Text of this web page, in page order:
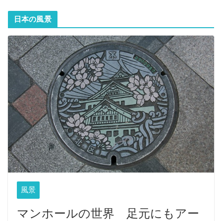
日本の風景
風景
マンホールの世界 足元にもアー